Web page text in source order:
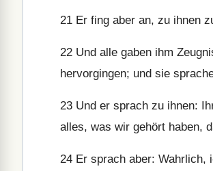
21 Er fing aber an, zu ihnen
22 Und alle gaben ihm
hervorgingen; und sie
23 Und er sprach zu ihnen:
alles, was wir gehört haben,
24 Er sprach aber: Wahrlich,